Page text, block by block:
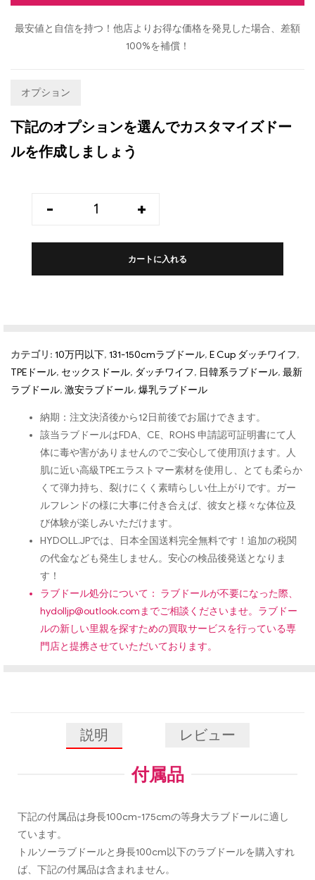
最安値と自信を持つ！他店よりお得な価格を発見した場合、差額
100%を補償！
オプション
下記のオプションを選んでカスタマイズドー
ルを作成しましょう
- +
カートに入れる
カテゴリ: 10万円以下, 131-150cmラブドール, E Cup ダッチワイフ,
TPEドール, セックスドール, ダッチワイフ, 日韓系ラブドール, 最新
ラブドール, 激安ラブドール, 爆乳ラブドール
納期：注文決済後から12日前後でお届けできます。
該当ラブドールはFDA、CE、ROHS 申請認可証明書にて人
体に毒や害がありませんのでご安心して使用頂けます。人
肌に近い高級TPEエラストマー素材を使用し、とても柔らか
くて弾力持ち、裂けにくく素晴らしい仕上がりです。ガー
ルフレンドの様に大事に付き合えば、彼女と様々な体位及
び体験が楽しみいただけます。
HYDOLL.JPでは、日本全国送料完全無料です！追加の税関
の代金なども発生しません。安心の検品後発送となりま
す！
ラブドール処分について： ラブドールが不要になった際、
hydolljp@outlook.comまでご相談くださいませ。ラブドー
ルの新しい里親を探すための買取サービスを行っている専
門店と提携させていただいております。
説明 レビュー
付属品
下記の付属品は身長100cm-175cmの等身大ラブドールに適し
ています。
トルソーラブドールと身長100cm以下のラブドールを購入すれ
ば、下記の付属品は含まれません。